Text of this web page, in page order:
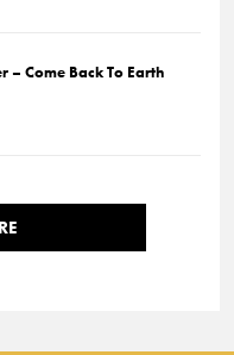
– Come Back To Earth